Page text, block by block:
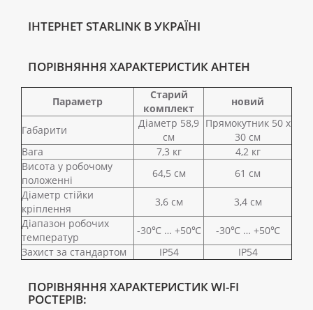
ІНТЕРНЕТ STARLINK В УКРАЇНІ
ПОРІВНЯННЯ ХАРАКТЕРИСТИК АНТЕН
Параметр
Старий
комплект
новий
Габарити
Діаметр 58,9
см
Прямокутник 50 х
30 см
Вага
7,3 кг
4,2 кг
Висота у робочому
положенні
64,5 см
61 см
Діаметр стійки
кріплення
3,6 см
3,4 см
Діапазон робочих
температур
-30℃ … +50℃
-30℃ … +50℃
Захист за стандартом
IP54 IP54
ПОРІВНЯННЯ ХАРАКТЕРИСТИК WI-FI
РОСТЕРІВ: